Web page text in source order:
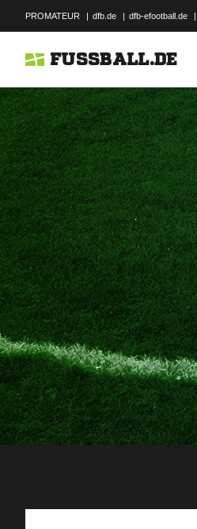
PROMATEUR | dfb.de | dfb-efootball.de |
FUSSBALL.DE